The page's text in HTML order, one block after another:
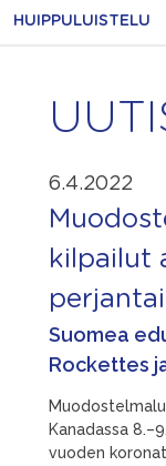
HUIPPULUISTELU
6.4.2022
kilpailut
Suomea
Rockettes
Kanadassa
vuoden